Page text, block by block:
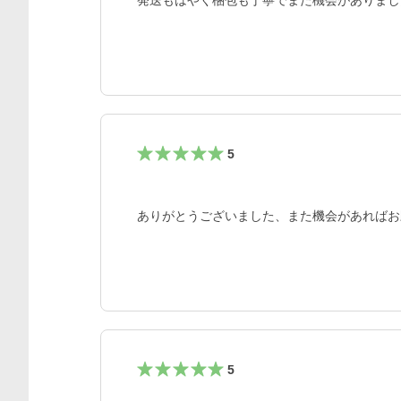
5
ありがとうございました、また機会があればお
5